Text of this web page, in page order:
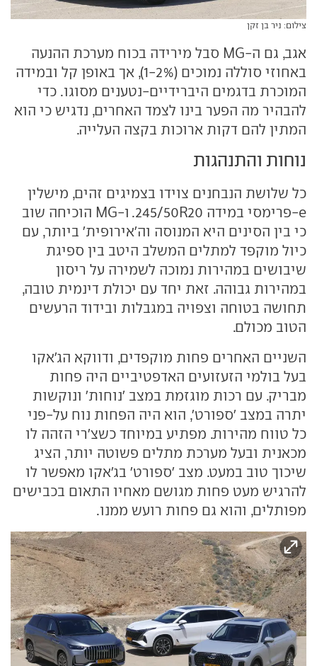
צילום: ניר בן זקן
אגב, גם ה-MG סבל מירידה בכוח מערכת ההנעה
באחוזי סוללה נמוכים (1-2%), אך באופן קל ובמידה
המוכרת בדגמים היברידיים-נטענים מסוגו. כדי
להבהיר מה הפער בינו לצמד האחרים, נדגיש כי הוא
המתין להם דקות ארוכות בקצה העלייה.
נוחות והתנהגות
כל שלושת הנבחנים צוידו בצמיגים זהים, מישלין
e-פרימסי במידה 245/50R20. ו-MG הוכיחה שוב
כי בין הסינים היא המנוסה וה'אירופית' ביותר, עם
כיול מוקפד למתלים המשלב היטב בין ספיגת
שיבושים במהירות נמוכה לשמירה על ריסון
במהירות גבוהה. זאת יחד עם יכולת דינמית טובה,
תחושה בטוחה וצפויה במגבלות ובידוד הרעשים
הטוב מכולם.
השניים האחרים פחות מוקפדים, ודווקא הג'אקו
בעל בולמי הזעזועים האדפטיביים היה פחות
מבריק. עם רכות מוגזמת במצב 'נוחות' ונוקשות
יתרה במצב 'ספורט', הוא היה הפחות נוח על-פני
כל טווח מהירות. מפתיע במיוחד כשצ'רי הזהה לו
מכאנית ובעל מערכת מתלים פשוטה יותר, הציג
שיכוך טוב במעט. מצב 'ספורט' בג'אקו מאפשר לו
להרגיש מעט פחות מגושם מאחיו התאום בכבישים
מפותלים, והוא גם פחות רועש ממנו.